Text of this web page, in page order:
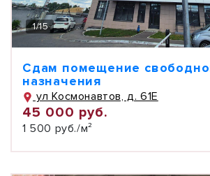
1/15
Сдам помещение
назначения
ул Космонавтов, д. 61Е
45 000 руб.
1 500 руб./м²